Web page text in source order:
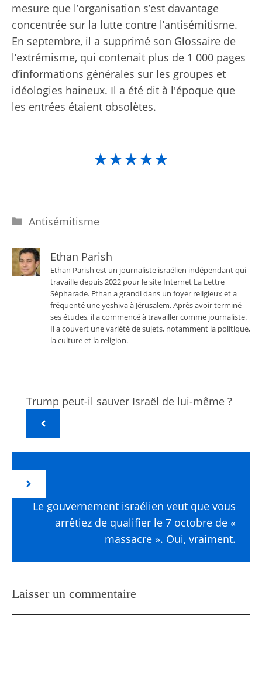
mesure que l’organisation s’est davantage
concentrée sur la lutte contre l’antisémitisme.
En septembre, il a supprimé son Glossaire de
l’extrémisme, qui contenait plus de 1 000 pages
d’informations générales sur les groupes et
idéologies haineux. Il a été dit à l'époque que
les entrées étaient obsolètes.
★★★★★
Catégories
Antisémitisme
Ethan Parish
Ethan Parish est un journaliste israélien indépendant qui
travaille depuis 2022 pour le site Internet La Lettre
Sépharade. Ethan a grandi dans un foyer religieux et a
fréquenté une yeshiva à Jérusalem. Après avoir terminé
ses études, il a commencé à travailler comme journaliste.
Il a couvert une variété de sujets, notamment la politique,
la culture et la religion.
Trump peut-il sauver Israël de lui-même ?
Le gouvernement israélien veut que vous
arrêtiez de qualifier le 7 octobre de «
massacre ». Oui, vraiment.
Laisser un commentaire